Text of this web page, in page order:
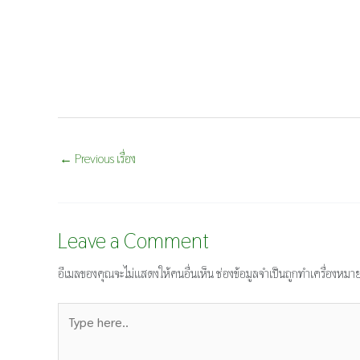
← Previous เรื่อง
Leave a Comment
อีเมลของคุณจะไม่แสดงให้คนอื่นเห็นช่องข้อมูลจำเป็นถูกทำเครื่องหม
here..